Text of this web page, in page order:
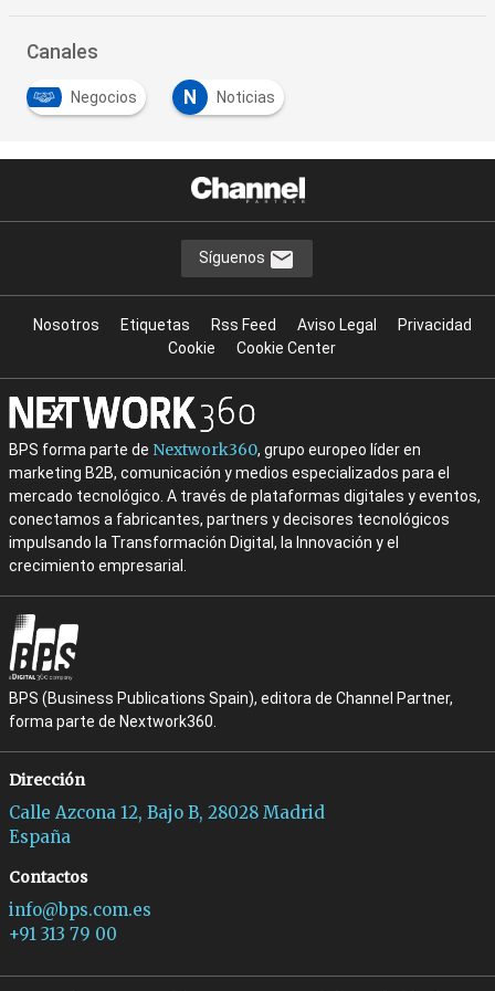
Canales
Negocios N Noticias
Síguenos
Nosotros Etiquetas Rss Feed Aviso Legal
Privacidad
Cookie
Cookie Center
BPS forma parte de Nextwork360, grupo europeo líder en
marketing B2B, comunicación y medios especializados para el
mercado tecnológico. A través de plataformas digitales y eventos,
conectamos a fabricantes, partners y decisores tecnológicos
impulsando la Transformación Digital, la Innovación y el
crecimiento empresarial.
BPS (Business Publications Spain), editora de Channel Partner,
forma parte de Nextwork360.
Dirección
Calle Azcona 12, Bajo B, 28028 Madrid
España
Contactos
info@bps.com.es
+91 313 79 00